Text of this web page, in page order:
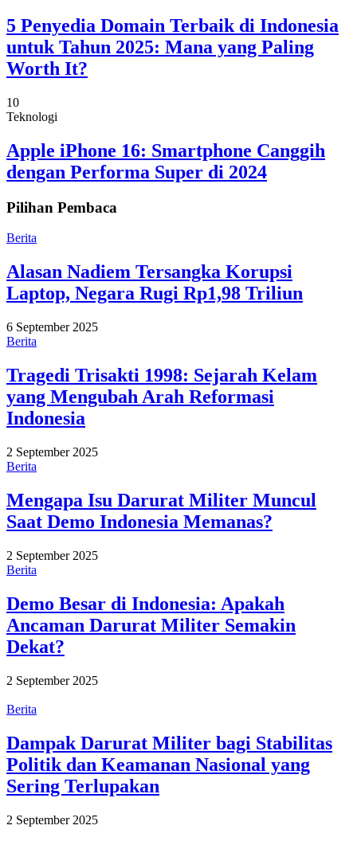
5 Penyedia Domain Terbaik di Indonesia
untuk Tahun 2025: Mana yang Paling
Worth It?
10
Teknologi
Apple iPhone 16: Smartphone Canggih
dengan Performa Super di 2024
Pilihan Pembaca
Berita
Alasan Nadiem Tersangka Korupsi
Laptop, Negara Rugi Rp1,98 Triliun
6 September 2025
Berita
Tragedi Trisakti 1998: Sejarah Kelam
yang Mengubah Arah Reformasi
Indonesia
2 September 2025
Berita
Mengapa Isu Darurat Militer Muncul
Saat Demo Indonesia Memanas?
2 September 2025
Berita
Demo Besar di Indonesia: Apakah
Ancaman Darurat Militer Semakin
Dekat?
2 September 2025
Berita
Dampak Darurat Militer bagi Stabilitas
Politik dan Keamanan Nasional yang
Sering Terlupakan
2 September 2025